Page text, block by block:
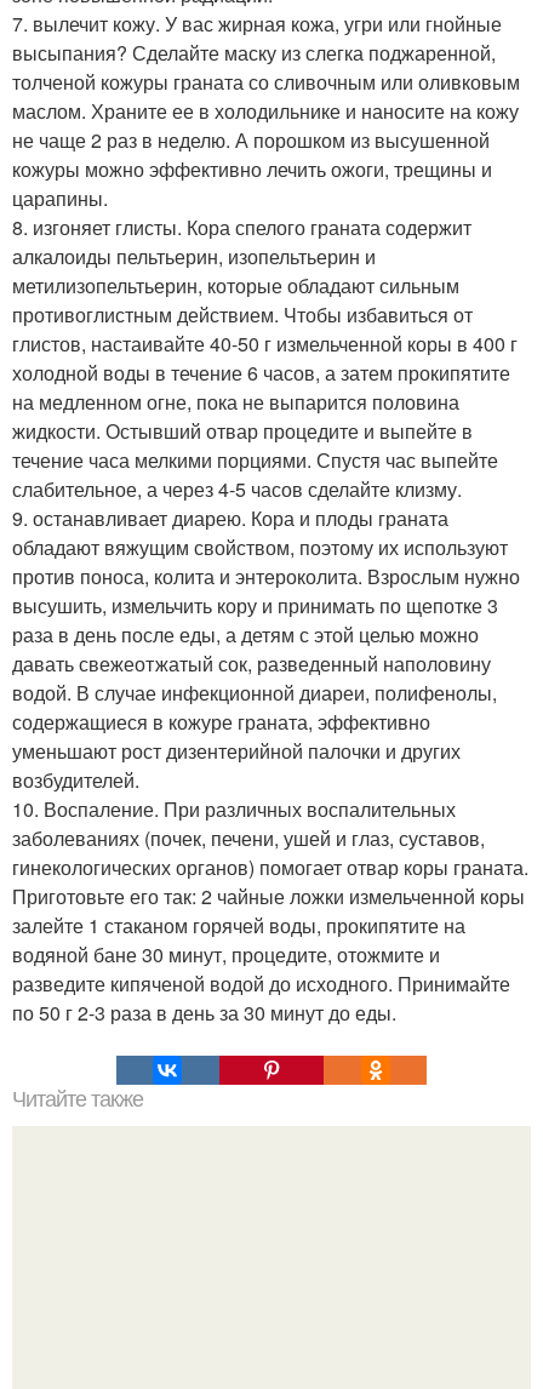
7. вылечит кожу. У вас жирная кожа, угри или гнойные
высыпания? Сделайте маску из слегка поджаренной,
толченой кожуры граната со сливочным или оливковым
маслом. Храните ее в холодильнике и наносите на кожу
не чаще 2 раз в неделю. А порошком из высушенной
кожуры можно эффективно лечить ожоги, трещины и
царапины.
8. изгоняет глисты. Кора спелого граната содержит
алкалоиды пельтьерин, изопельтьерин и
метилизопельтьерин, которые обладают сильным
противоглистным действием. Чтобы избавиться от
глистов, настаивайте 40-50 г измельченной коры в 400 г
холодной воды в течение 6 часов, а затем прокипятите
на медленном огне, пока не выпарится половина
жидкости. Остывший отвар процедите и выпейте в
течение часа мелкими порциями. Спустя час выпейте
слабительное, а через 4-5 часов сделайте клизму.
9. останавливает диарею. Кора и плоды граната
обладают вяжущим свойством, поэтому их используют
против поноса, колита и энтероколита. Взрослым нужно
высушить, измельчить кору и принимать по щепотке 3
раза в день после еды, а детям с этой целью можно
давать свежеотжатый сок, разведенный наполовину
водой. В случае инфекционной диареи, полифенолы,
содержащиеся в кожуре граната, эффективно
уменьшают рост дизентерийной палочки и других
возбудителей.
10. Воспаление. При различных воспалительных
заболеваниях (почек, печени, ушей и глаз, суставов,
гинекологических органов) помогает отвар коры граната.
Приготовьте его так: 2 чайные ложки измельченной коры
залейте 1 стаканом горячей воды, прокипятите на
водяной бане 30 минут, процедите, отожмите и
разведите кипяченой водой до исходного. Принимайте
по 50 г 2-3 раза в день за 30 минут до еды.
Читайте также